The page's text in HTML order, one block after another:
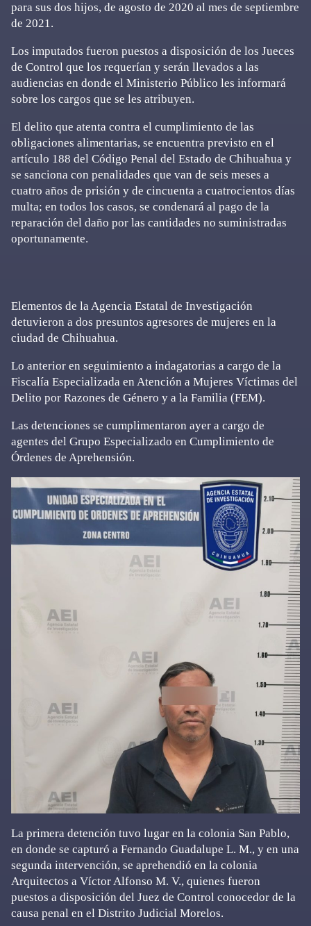
para sus dos hijos, de agosto de 2020 al mes de septiembre
de 2021.
Los imputados fueron puestos a disposición de los Jueces
de Control que los requerían y serán llevados a las
audiencias en donde el Ministerio Público les informará
sobre los cargos que se les atribuyen.
El delito que atenta contra el cumplimiento de las
obligaciones alimentarias, se encuentra previsto en el
artículo 188 del Código Penal del Estado de Chihuahua y
se sanciona con penalidades que van de seis meses a
cuatro años de prisión y de cincuenta a cuatrocientos días
multa; en todos los casos, se condenará al pago de la
reparación del daño por las cantidades no suministradas
oportunamente.
Elementos de la Agencia Estatal de Investigación
detuvieron a dos presuntos agresores de mujeres en la
ciudad de Chihuahua.
Lo anterior en seguimiento a indagatorias a cargo de la
Fiscalía Especializada en Atención a Mujeres Víctimas del
Delito por Razones de Género y a la Familia (FEM).
Las detenciones se cumplimentaron ayer a cargo de
agentes del Grupo Especializado en Cumplimiento de
Órdenes de Aprehensión.
La primera detención tuvo lugar en la colonia San Pablo,
en donde se capturó a Fernando Guadalupe L. M., y en una
segunda intervención, se aprehendió en la colonia
Arquitectos a Víctor Alfonso M. V., quienes fueron
puestos a disposición del Juez de Control conocedor de la
causa penal en el Distrito Judicial Morelos.